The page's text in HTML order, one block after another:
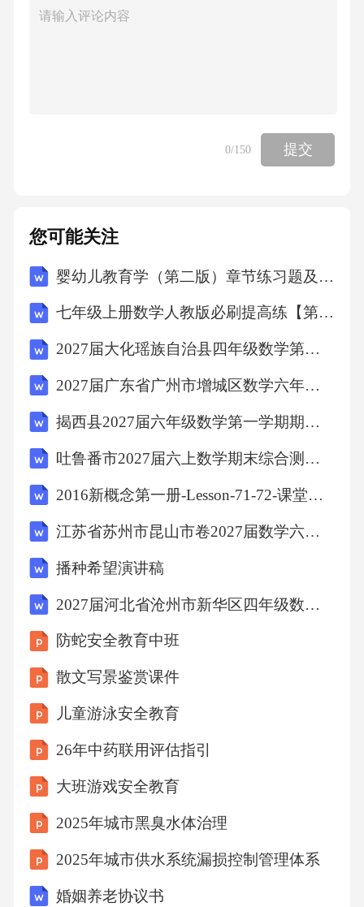
音文件抽查检查呼出人员是否遵循规定的话术
处理客户的拒绝，并遵循规定的拒绝话术。定
期抽查呼出人员的录音文件，确保话术合规
当、沟通不顺畅等。02040301问题跟踪与验证
跟踪呼出人员的问题改进情况，并验证改进措
施的有效性。问题反馈与沟通将问题反馈给呼
报告与总结定期制作质检报告，总结呼出人员
的表现及问题，并提出改进建议。05案例实操
训练拒绝接受培训沟通障碍复杂问题处理意向
客户跟进如何应对并引导客户了解呼出培训的
签约。处理客户在沟通中的疑惑、投诉或不满
情绪。遇到复杂或突发问题时，如何快速响应
并妥善处理。典型场景模拟演练真实录音案例
拆解分析成功呼出案例的沟通技巧、话术运用
以及客户心理把握。成功案例剖析失败案例的
原因，包括语言表达、情绪控制、客户需求理
解等方面的不足。失败案例通过录音回放，让
学员真实感受呼出过程，并结合导师点评，指
盘话术优化与个性化鼓励学员根据自身特点，
优化并创新话术，提升呼出效果。03教授学员
如何运用反问、引导、解释等方法有效处理异
议。02异议处理技巧常见异议类型整理呼出过
程中客户可能提出的异议，如价格、效果、服
务等。0106效果追踪优化关键指标数据追踪呼
0/150 提交
您可能关注
婴幼儿教育学（第二版）章节练习题及答案汇 第1-6章
七年级上册数学人教版必刷提高练【第2章《整式的加减》章节达标检测】（原卷版）
2027届大化瑶族自治县四年级数学第一学期期末监测试题含解析
2027届广东省广州市增城区数学六年级第一学期期末检测模拟试题含解析
揭西县2027届六年级数学第一学期期末监测模拟试题含解析
吐鲁番市2027届六上数学期末综合测试试题含解析
2016新概念第一册-Lesson-71-72-课堂及课后练习
江苏省苏州市昆山市卷2027届数学六年级第一学期期末经典模拟试题含解析
播种希望演讲稿
2027届河北省沧州市新华区四年级数学第一学期期末质量跟踪监视试题含解析
防蛇安全教育中班
散文写景鉴赏课件
儿童游泳安全教育
26年中药联用评估指引
大班游戏安全教育
2025年城市黑臭水体治理
2025年城市供水系统漏损控制管理体系
婚姻养老协议书